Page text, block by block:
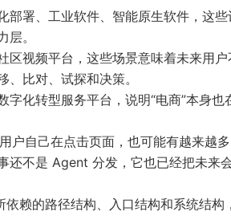
部署、工业软件、智能原生软件，这些
。
区视频平台，这些场景意味着未来用户
比对、试探和决策。
化转型服务平台，说明“电商”本身也
户自己在点击页面，也可能有越来越
还不是 Agent 分发，它也已经把未来
赖的路径结构、入口结构和系统结构